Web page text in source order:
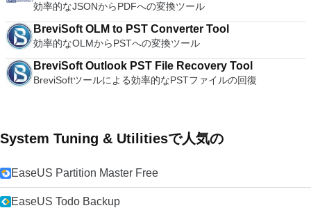
効率的なJSONからPDFへの変換ツール
BreviSoft OLM to PST Converter Tool
効率的なOLMからPSTへの変換ツール
BreviSoft Outlook PST File Recovery Tool
BreviSoftツールによる効率的なPSTファイルの回復
System Tuning & Utilitiesで人気の
EaseUS Partition Master Free
EaseUS Todo Backup